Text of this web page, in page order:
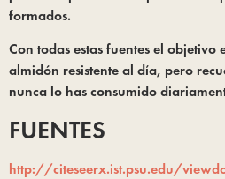
formados.
Con todas estas fuentes el objetivo
almidón resistente al día, pero
nunca lo has consumido
FUENTES
http://citeseerx.ist.psu.edu/